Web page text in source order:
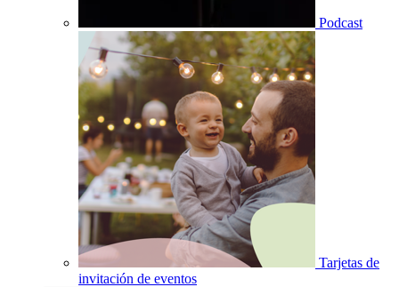
Podcast
Tarjetas de
invitación de eventos